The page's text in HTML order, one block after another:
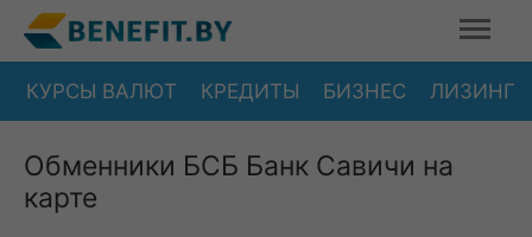
КУРСЫ ВАЛЮТ КРЕДИТЫ БИЗНЕС ЛИЗИНГ
Обменники БСБ Банк Савичи на
карте